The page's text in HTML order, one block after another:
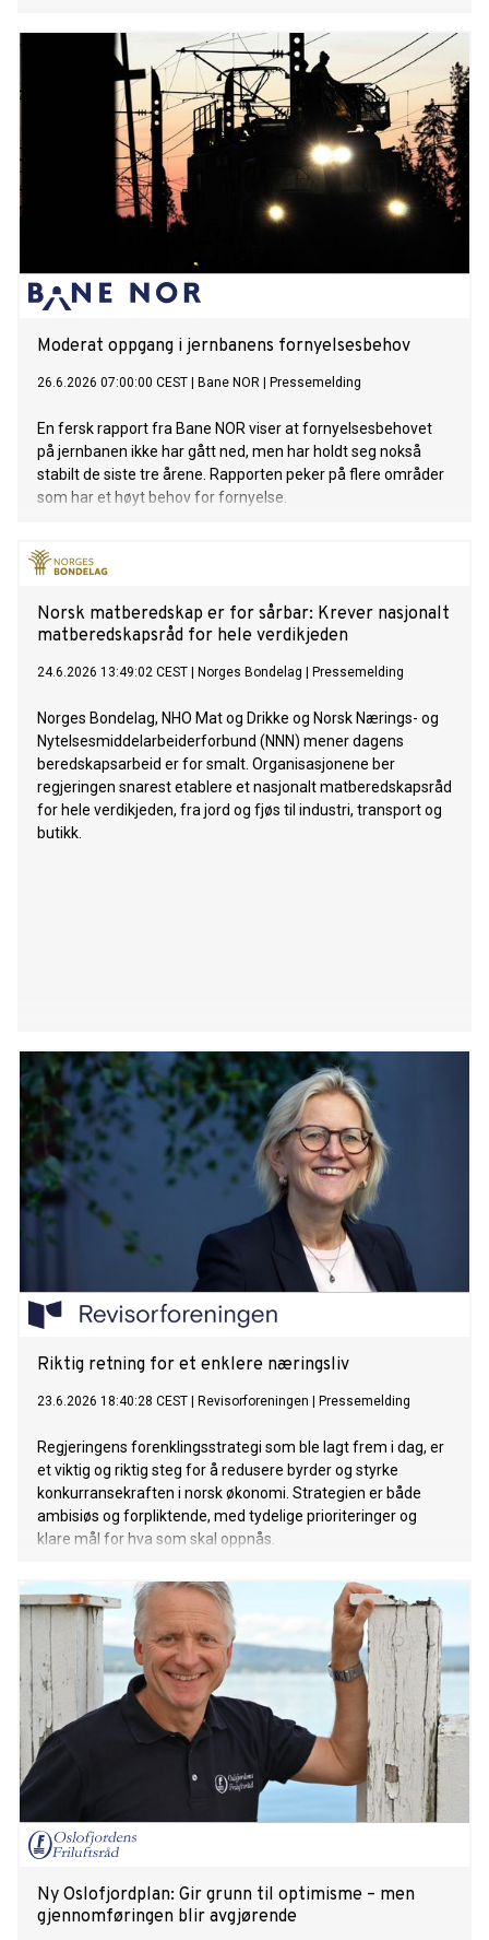
Moderat oppgang i jernbanens fornyelsesbehov
26.6.2026 07:00:00 CEST Bane NOR Pressemelding
En fersk rapport fra Bane NOR viser at fornyelsesbehovet
på jernbanen ikke har gått ned, men har holdt seg nokså
stabilt de siste tre årene. Rapporten peker på flere områder
som har et høyt behov for fornyelse.
Norsk matberedskap er for sårbar: Krever nasjonalt
matberedskapsråd for hele verdikjeden
24.6.2026 13:49:02 CEST Norges Bondelag Pressemelding
Norges Bondelag, NHO Mat og Drikke og Norsk Nærings- og
Nytelsesmiddelarbeiderforbund (NNN) mener dagens
beredskapsarbeid er for smalt. Organisasjonene ber
regjeringen snarest etablere et nasjonalt matberedskapsråd
for hele verdikjeden, fra jord og fjøs til industri, transport og
butikk.
Riktig retning for et enklere næringsliv
23.6.2026 18:40:28 CEST Revisorforeningen Pressemelding
Regjeringens forenklingsstrategi som ble lagt frem i dag, er
et viktig og riktig steg for å redusere byrder og styrke
konkurransekraften i norsk økonomi. Strategien er både
ambisiøs og forpliktende, med tydelige prioriteringer og
klare mål for hva som skal oppnås.
Ny Oslofjordplan: Gir grunn til optimisme – men
gjennomføringen blir avgjørende